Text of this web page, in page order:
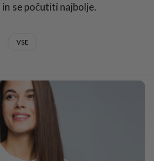
se počutiti najbolje.
VSE